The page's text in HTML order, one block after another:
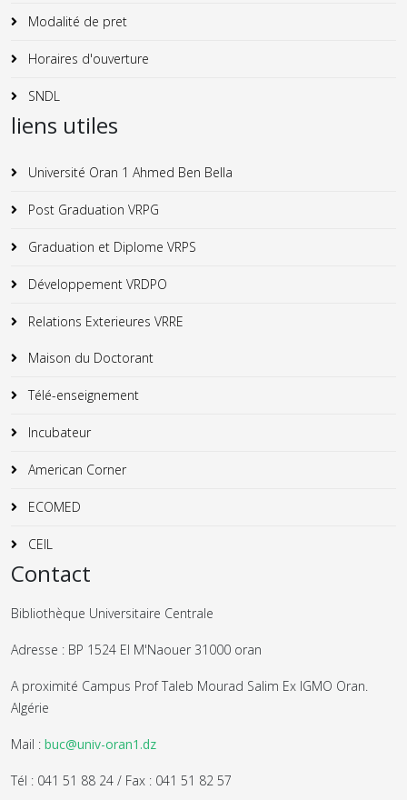
Modalité de pret
Horaires d'ouverture
SNDL
liens utiles
Université Oran 1 Ahmed Ben Bella
Post Graduation VRPG
Graduation et Diplome VRPS
Développement VRDPO
Relations Exterieures VRRE
Maison du Doctorant
Télé-enseignement
Incubateur
American Corner
ECOMED
CEIL
Contact
Bibliothèque Universitaire Centrale
Adresse : BP 1524 El M'Naouer 31000 oran
A proximité Campus Prof Taleb Mourad Salim Ex IGMO Oran.
Algérie
Mail : buc@univ-oran1.dz
Tél : 041 51 88 24 / Fax : 041 51 82 57